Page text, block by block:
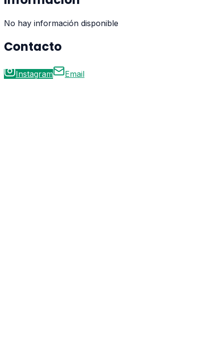
No hay información disponible
Contacto
Instagram Email